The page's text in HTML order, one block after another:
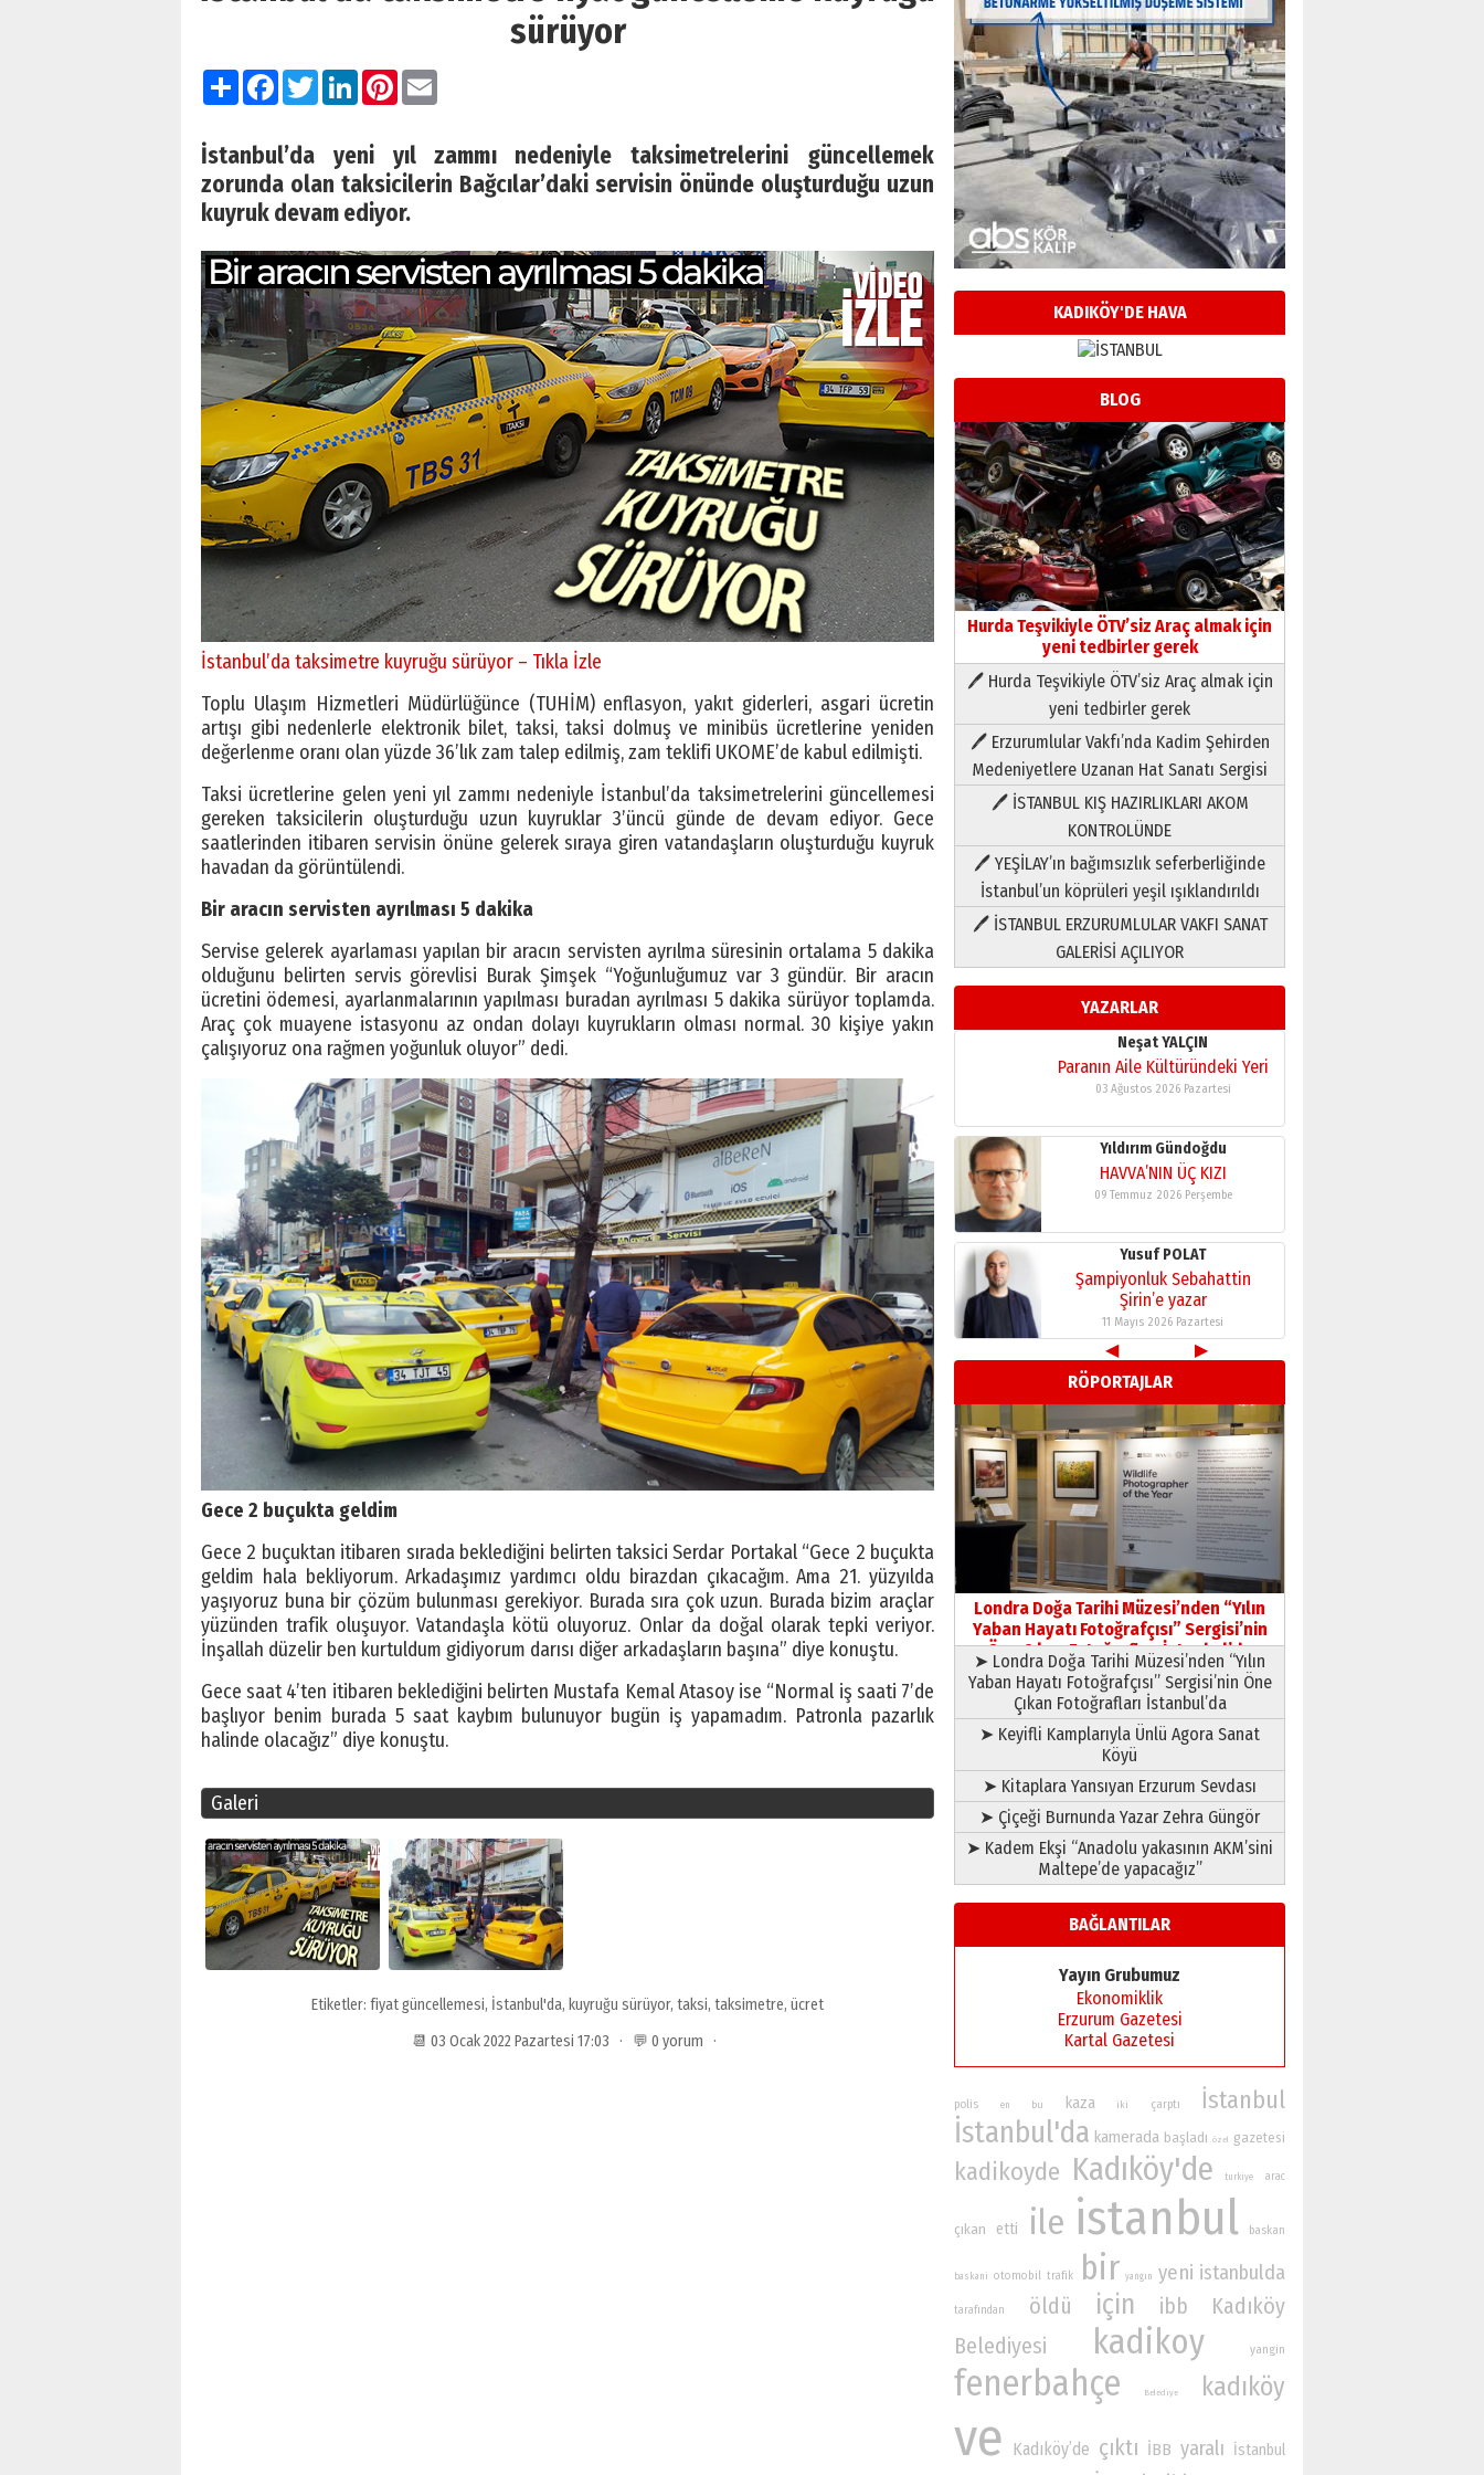
sürüyor
PaylaşFacebook
TwitterLinkedInPinterest
İstanbul’da yeni yıl zammı nedeniyle taksimetrelerini güncellemek
zorunda olan taksicilerin Bağcılar’daki servisin önünde oluşturduğu uzun
kuyruk devam ediyor.
İstanbul’da taksimetre kuyruğu sürüyor – Tıkla İzle
Toplu Ulaşım Hizmetleri Müdürlüğünce (TUHİM) enflasyon, yakıt giderleri, asgari ücretin
artışı gibi nedenlerle elektronik bilet, taksi, taksi dolmuş ve minibüs ücretlerine yeniden
değerlenme oranı olan yüzde 36’lık zam talep edilmiş, zam teklifi UKOME’de kabul edilmişti.
Taksi ücretlerine gelen yeni yıl zammı nedeniyle İstanbul’da taksimetrelerini güncellemesi
gereken taksicilerin oluşturduğu uzun kuyruklar 3’üncü günde de devam ediyor. Gece
saatlerinden itibaren servisin önüne gelerek sıraya giren vatandaşların oluşturduğu kuyruk
havadan da görüntülendi.
Bir aracın servisten ayrılması 5 dakika
Servise gelerek ayarlaması yapılan bir aracın servisten ayrılma süresinin ortalama 5 dakika
olduğunu belirten servis görevlisi Burak Şimşek “Yoğunluğumuz var 3 gündür. Bir aracın
ücretini ödemesi, ayarlanmalarının yapılması buradan ayrılması 5 dakika sürüyor toplamda.
Araç çok muayene istasyonu az ondan dolayı kuyrukların olması normal. 30 kişiye yakın
çalışıyoruz ona rağmen yoğunluk oluyor” dedi.
Gece 2 buçukta geldim
Gece 2 buçuktan itibaren sırada beklediğini belirten taksici Serdar Portakal “Gece 2 buçukta
geldim hala bekliyorum. Arkadaşımız yardımcı oldu birazdan çıkacağım. Ama 21. yüzyılda
yaşıyoruz buna bir çözüm bulunması gerekiyor. Burada sıra çok uzun. Burada bizim araçlar
yüzünden trafik oluşuyor. Vatandaşla kötü oluyoruz. Onlar da doğal olarak tepki veriyor.
İnşallah düzelir ben kurtuldum gidiyorum darısı diğer arkadaşların başına” diye konuştu.
Gece saat 4’ten itibaren beklediğini belirten Mustafa Kemal Atasoy ise “Normal iş saati 7’de
başlıyor benim burada 5 saat kaybım bulunuyor bugün iş yapamadım. Patronla pazarlık
halinde olacağız” diye konuştu.
Galeri
Etiketler: fiyat güncellemesi, İstanbul'da, kuyruğu sürüyor, taksi, taksimetre, ücret
📆 03 Ocak 2022 Pazartesi 17:03 · 💬 0 yorum ·
KADIKÖY'DE HAVA
BLOG
Hurda Teşvikiyle ÖTV’siz Araç almak için
yeni tedbirler gerek
🖊 Hurda Teşvikiyle ÖTV’siz Araç almak için
yeni tedbirler gerek
🖊 Erzurumlular Vakfı’nda Kadim Şehirden
Medeniyetlere Uzanan Hat Sanatı Sergisi
🖊 İSTANBUL KIŞ HAZIRLIKLARI AKOM
KONTROLÜNDE
🖊 YEŞİLAY’ın bağımsızlık seferberliğinde
İstanbul’un köprüleri yeşil ışıklandırıldı
🖊 İSTANBUL ERZURUMLULAR VAKFI SANAT
GALERİSİ AÇILIYOR
YAZARLAR
Neşat YALÇIN
Paranın Aile Kültüründeki Yeri
03 Ağustos 2026 Pazartesi
Yıldırım Gündoğdu
HAVVA’NIN ÜÇ KIZI
09 Temmuz 2026 Perşembe
Yusuf POLAT
Şampiyonluk Sebahattin
Şirin’e yazar
11 Mayıs 2026 Pazartesi
Neşat YALÇIN
Paranın Aile Kültüründeki Yeri
03 Ağustos 2026 Pazartesi
Yıldırım Gündoğdu
HAVVA’NIN ÜÇ KIZI
09 Temmuz 2026 Perşembe
Yusuf POLAT
Şampiyonluk Sebahattin
Şirin’e yazar
11 Mayıs 2026 Pazartesi
Neşat YALÇIN
Paranın Aile Kültüründeki Yeri
03 Ağustos 2026 Pazartesi
Yıldırım Gündoğdu
HAVVA’NIN ÜÇ KIZI
09 Temmuz 2026 Perşembe
Yusuf POLAT
Şampiyonluk Sebahattin
Şirin’e yazar
11 Mayıs 2026 Pazartesi
◀
▶
RÖPORTAJLAR
Londra Doğa Tarihi Müzesi’nden “Yılın
Yaban Hayatı Fotoğrafçısı” Sergisi’nin
Öne Çıkan Fotoğrafları İstanbul’da
➤ Londra Doğa Tarihi Müzesi’nden “Yılın
Yaban Hayatı Fotoğrafçısı” Sergisi’nin Öne
Çıkan Fotoğrafları İstanbul’da
➤ Keyifli Kamplarıyla Ünlü Agora Sanat
Köyü
➤ Kitaplara Yansıyan Erzurum Sevdası
➤ Çiçeği Burnunda Yazar Zehra Güngör
➤ Kadem Ekşi “Anadolu yakasının AKM’sini
Maltepe’de yapacağız”
BAĞLANTILAR
Yayın Grubumuz
Ekonomiklik
Erzurum Gazetesi
Kartal Gazetesi
polis en bu kaza iki çarptı İstanbul
İstanbul'da kamerada başladı özel gazetesi
kadikoyde Kadıköy'de turkiye arac
çıkan etti ile istanbul baskan
baskani otomobil trafik bir yangın yeni istanbulda
tarafından öldü için ibb
Kadıköy
Belediyesi
kadikoy yangin
fenerbahçe Belediye kadıköy
ve Kadıköy’de çıktı İBB yaralı İstanbul